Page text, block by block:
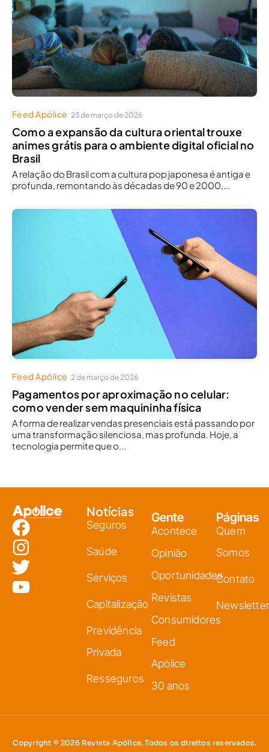
Feed Apólice 23 de março de 2026
Como a expansão da cultura oriental trouxe
animes grátis para o ambiente digital oficial no
Brasil
A relação do Brasil com a cultura pop japonesa é antiga e
profunda, remontando às décadas de 90 e 2000,...
Feed Apólice 2 de março de 2026
Pagamentos por aproximação no celular:
como vender sem maquininha física
A forma de realizar vendas presenciais está passando por
uma transformação silenciosa, mas profunda. Hoje, a
tecnologia permite que o...
Notícias
Seguros
Saúde
Serviços
Capitalização
Previdência
Privada
Resseguros
Gente
Acontece
Opinião
Oportunidades
Revistas
Consumidores
Feed
Apólice
30 anos
Páginas
Quem
Somos
Contato
Newsletter
Copyright © 2026 Revista Apólice. Todos os direitos reservados.